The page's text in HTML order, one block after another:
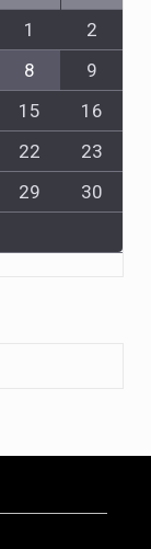
1
2
8
9
15
16
22
23
29
30